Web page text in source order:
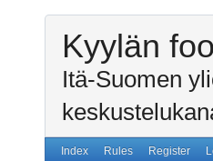
Kyylän
Itä-Suomen
Index Rules Register